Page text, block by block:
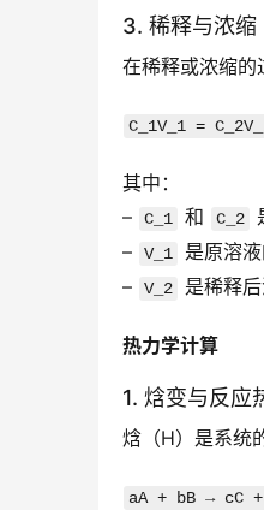
3. 稀释与浓缩
在稀释或浓缩的
C_1V_1 =
其中：
–
C_1 和 C_2
–
V_1
是原溶液
–
V_2 是稀释后
热力学计算
1. 焓变与反应
焓（H）是系统
aA + bB → cC